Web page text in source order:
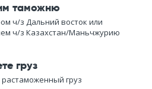
таможню
ч/з Дальний восток или
ч/з Казахстан/Маньчжурию
груз
груз